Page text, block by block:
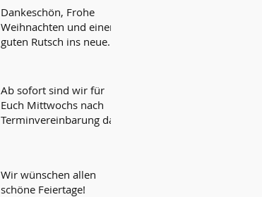
Dankeschön, Frohe
Weihnachten und einen
guten Rutsch ins neue
Ab sofort sind wir für
Euch Mittwochs nach
Terminvereinbarung da!
Wir wünschen allen
schöne Feiertage!